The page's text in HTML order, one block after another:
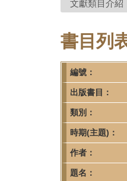
灣
史
研
究
所-
首
頁
文獻類目介紹
書目列
編號：
出版書目：
類別：
時期(主題)：
作者：
題名：